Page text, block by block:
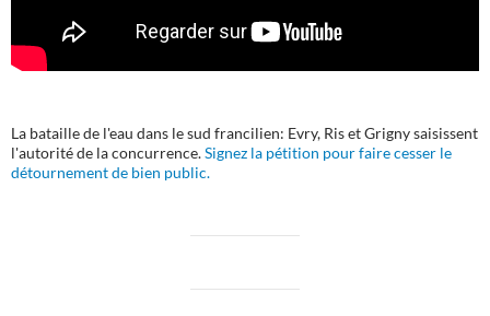
La bataille de l'eau dans le sud francilien: Evry, Ris et Grigny saisissent
l'autorité de la concurrence.Signez la pétition pour faire cesser le
détournement de bien public.